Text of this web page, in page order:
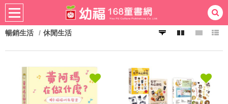
熱門：
3D立體書
最強王
暢銷生活 休閒生活